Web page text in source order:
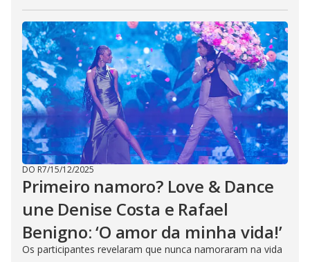
DO R7/15/12/2025
Primeiro namoro? Love & Dance
une Denise Costa e Rafael
Benigno: ‘O amor da minha vida!’
Os participantes revelaram que nunca namoraram na vida